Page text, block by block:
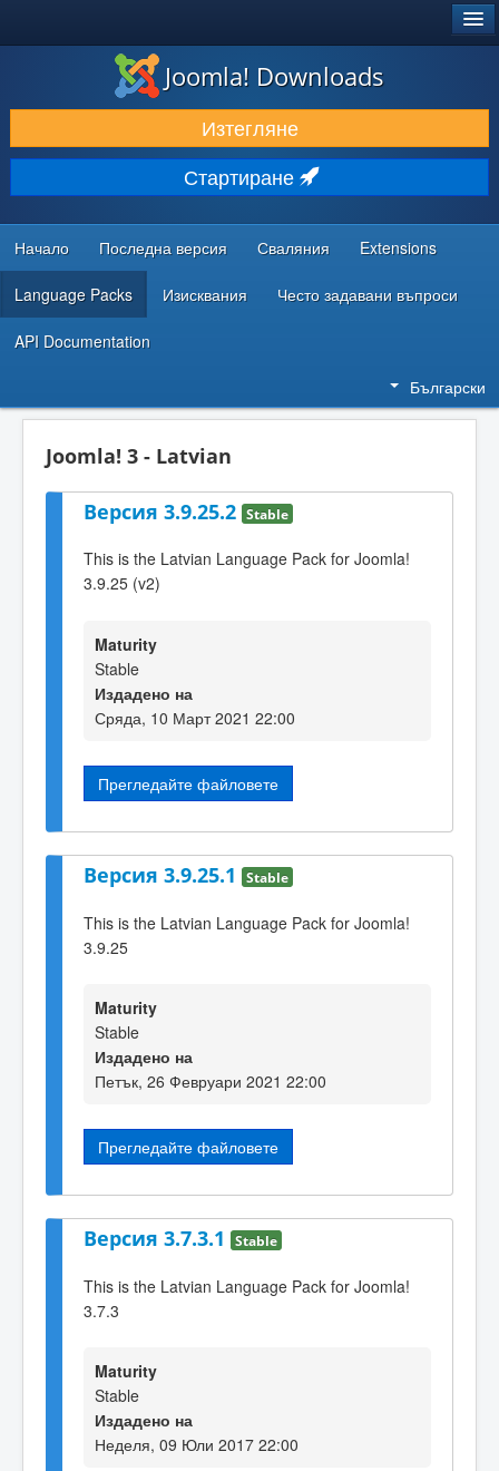
ИЗТЕГЛЯНЕ & РАЗШИРЯВАНЕ
ОТКРИВАЙТЕ & УЧЕТЕ
ОБЩНОСТ & ПОДДРЪЖКА
РЕСУРСИ ЗА РАЗРАБОТКА
Joomla! Downloads
Изтегляне
Стартиране
Начало Последна версия Сваляния Extensions
Language Packs Изисквания Често задавани въпроси
API Documentation
Български
Joomla! 3 - Latvian
Версия 3.9.25.2 Stable
This is the Latvian Language Pack for Joomla!
3.9.25 (v2)
Maturity
Stable
Издадено на
Сряда, 10 Март 2021 22:00
Прегледайте файловете
Версия 3.9.25.1 Stable
This is the Latvian Language Pack for Joomla!
3.9.25
Maturity
Stable
Издадено на
Петък, 26 Февруари 2021 22:00
Прегледайте файловете
Версия 3.7.3.1 Stable
This is the Latvian Language Pack for Joomla!
3.7.3
Maturity
Stable
Издадено на
Неделя, 09 Юли 2017 22:00